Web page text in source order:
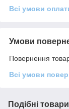
Всі умови
Умови
Повернення
Всі умови
Подібні